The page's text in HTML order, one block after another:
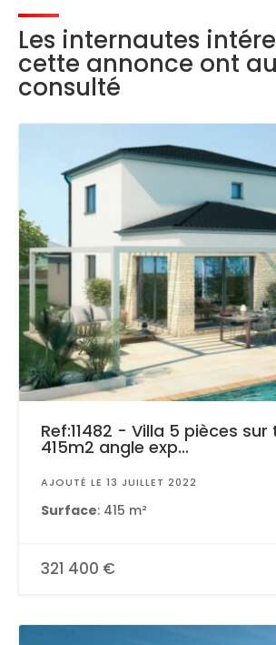
Les internautes
cette annonce ont
consulté
Ref:11482 - Villa 5 pièces
415m2 angle exp...
AJOUTÉ LE 13 JUILLET 2022
Surface: 415 m²
321 400 €